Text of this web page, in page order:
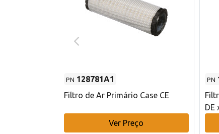
PN 128781A1
Filtro de Ar Primário Case CE
Ver Preço
PN
DE